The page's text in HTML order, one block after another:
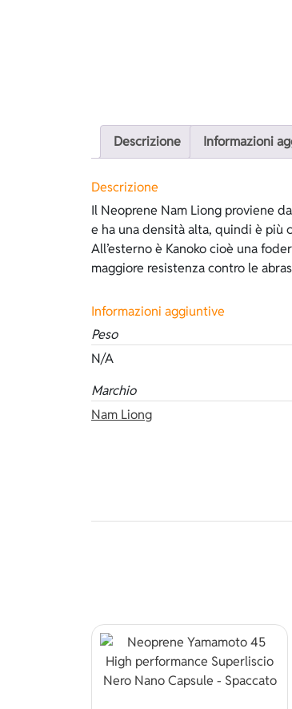
Descrizione Informazioni
Descrizione
Il Neoprene Nam Liong proviene
e ha una densità alta, quindi è più
All’esterno è Kanoko cioè una
maggiore resistenza contro le
termico, che è robusto, molto
tessuto che riesce a mantenere il
interno e non serve lubrificarsi per
Informazioni aggiuntive
Peso
N/A
Marchio
Nam Liong